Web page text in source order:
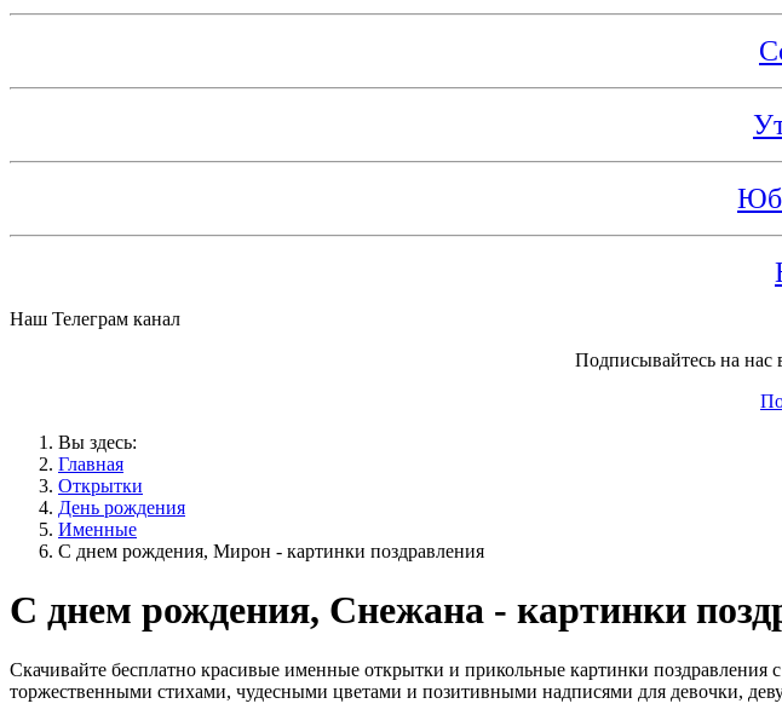
Наш Телеграм канал
Подписывайтесь на нас
Вы здесь:
Главная
Открытки
День рождения
Именные
С днем рождения, Мирон - картинки поздравления
С днем рождения, Снежана - картинки
Скачивайте бесплатно красивые именные открытки и прикольные картинки
торжественными стихами, чудесными цветами и позитивными надписями для девочки,